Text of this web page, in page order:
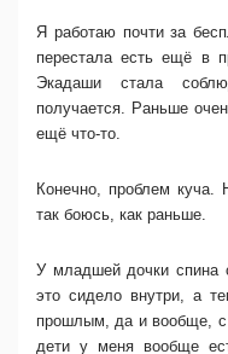
Я работаю почти за
перестала есть ещё в
Экадаши стала
получается. Раньше
ещё что-то.
Конечно, проблем
так боюсь, как раньше.
У младшей дочки спина
это сидело внутри, а
прошлым, да и вообще, с
дети у меня вообще